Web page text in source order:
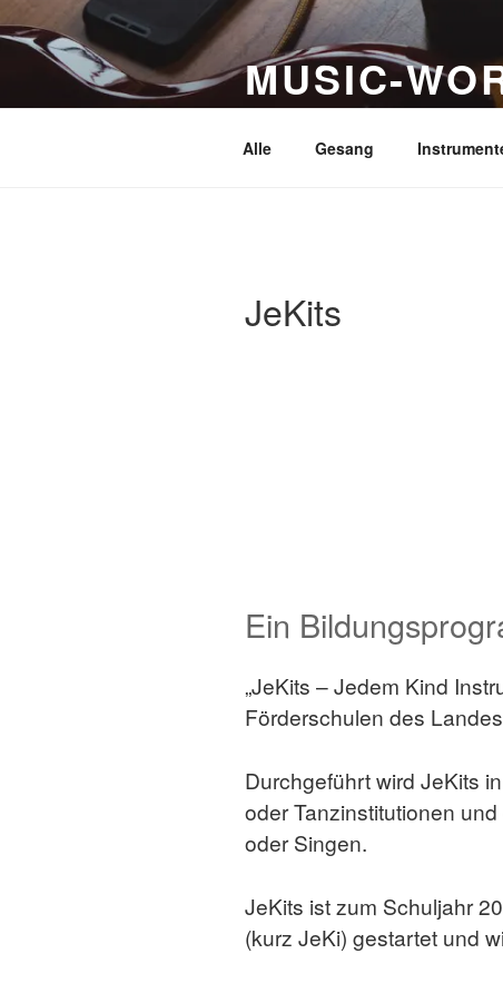
Inhalt
springen
MUSIC-
Alle Gesang
JeKits
Ein
„JeKits – Jedem Kind
Förderschulen des
Durchgeführt wird JeKits
oder Tanzinstitutionen
oder Singen.
JeKits ist zum Schuljahr
(kurz JeKi) gestartet und